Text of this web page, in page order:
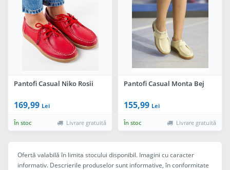
Pantofi Casual Niko Rosii
169,99 Lei
În stoc Livrare gratuită
Pantofi Casual Monta Bej
155,99 Lei
În stoc Livrare gratuită
Ofertă valabilă în limita stocului disponibil. Imagini cu caracter
informativ. Descrierile produselor sunt informative, în conformitate